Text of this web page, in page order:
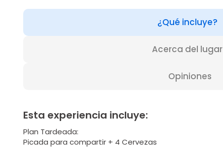
¿Qué incluye?
Acerca del lugar
Opiniones
Esta experiencia incluye:
Plan Tardeada:
Picada para compartir + 4 Cervezas